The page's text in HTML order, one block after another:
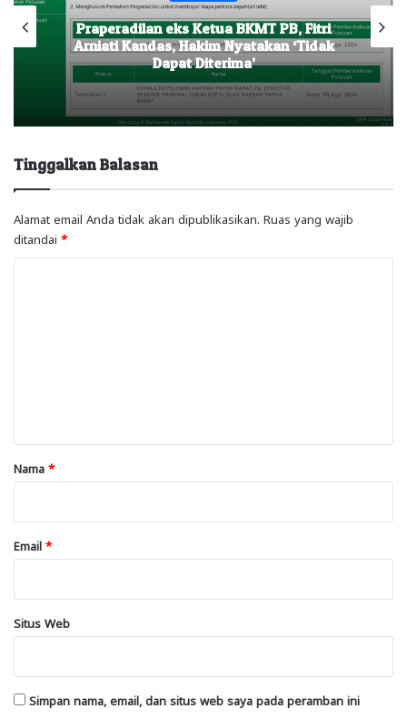
Praperadilan eks Ketua BKMT PB, Fitri
Arniati Kandas, Hakim Nyatakan ‘Tidak
Dapat Diterima’
Tinggalkan Balasan
Alamat email Anda tidak akan dipublikasikan. Ruas yang wajib
ditandai *
rNama *
Email *
Situs Web
Simpan nama, email, dan situs web saya pada peramban ini